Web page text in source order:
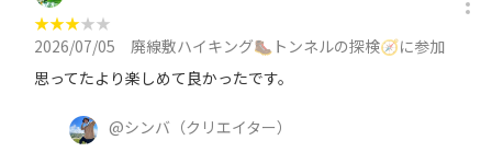
★★★★★
2026/07/05
廃線敷ハイキング🥾トンネルの探検🧭に参加
思ってたより楽しめて良かったです。
@シンバ （クリエイター）